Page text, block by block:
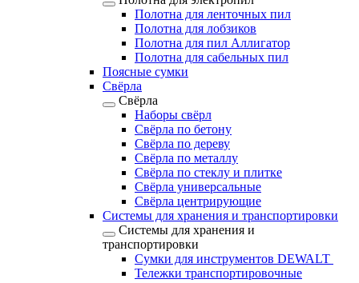
Полотна для ленточных пил
Полотна для лобзиков
Полотна для пил Аллигатор
Полотна для сабельных пил
Поясные сумки
Свёрла
Свёрла
Наборы свёрл
Свёрла по бетону
Свёрла по дереву
Свёрла по металлу
Свёрла по стеклу и плитке
Свёрла универсальные
Свёрла центрирующие
Системы для хранения и транспортировки
Системы для хранения и
транспортировки
Сумки для инструментов DEWALT
Тележки транспортировочные